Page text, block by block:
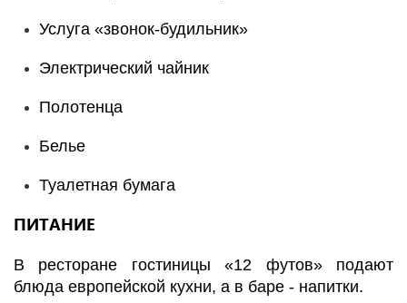
Услуга «звонок-будильник»
Электрический чайник
Полотенца
Белье
Туалетная бумага
ПИТАНИЕ
В ресторане гостиницы «12 футов» подают
блюда европейской кухни, а в баре - напитки.